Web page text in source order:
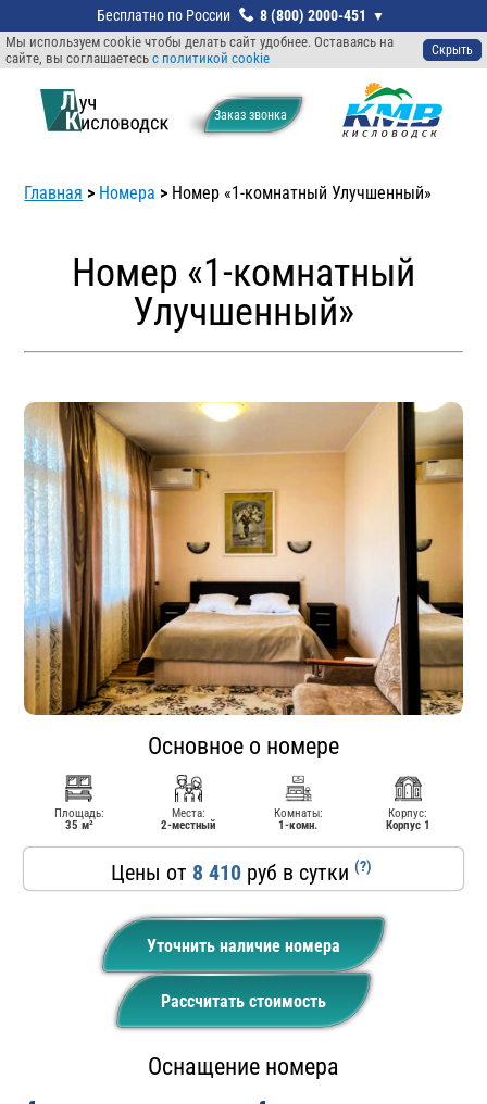
Мы используем cookie чтобы делать сайт удобнее. Оставаясь на
сайте, вы соглашаетесь с политикой cookie Скрыть
Заказ звонкa
8 (800) 2000-451
Главная > Номера > Номер «1-комнатный Улучшенный»
Номер «1-комнатный
Улучшенный»
Основное о номере
Площадь:
35 м²
Места:
2-местный
Комнаты:
1-комн.
Корпус:
Корпус 1
Цены от 8 410руб в сутки (?)
Уточнить наличие номера
Рассчитать стоимость
Оснащение номера